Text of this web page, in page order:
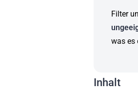
Filter
was es
Inhalt